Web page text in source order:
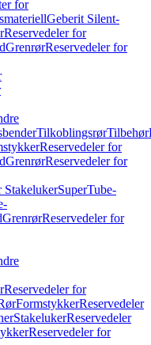
for
Geberit Silent-
Reservedeler for
GrenrørReservedeler for
TilkoblingsrørTilbehør
Reservedeler for
GrenrørReservedeler for
StakelukerSuperTube-
GrenrørReservedeler for
Reservedeler for
FormstykkerReservedeler
StakelukerReservedeler
Reservedeler for